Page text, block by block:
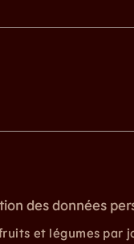
des données
et légumes par